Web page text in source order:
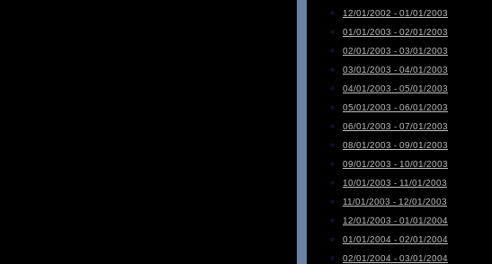
12/01/2002 - 01/01/2003
01/01/2003 - 02/01/2003
02/01/2003 - 03/01/2003
03/01/2003 - 04/01/2003
04/01/2003 - 05/01/2003
05/01/2003 - 06/01/2003
06/01/2003 - 07/01/2003
08/01/2003 - 09/01/2003
09/01/2003 - 10/01/2003
10/01/2003 - 11/01/2003
11/01/2003 - 12/01/2003
12/01/2003 - 01/01/2004
01/01/2004 - 02/01/2004
02/01/2004 - 03/01/2004